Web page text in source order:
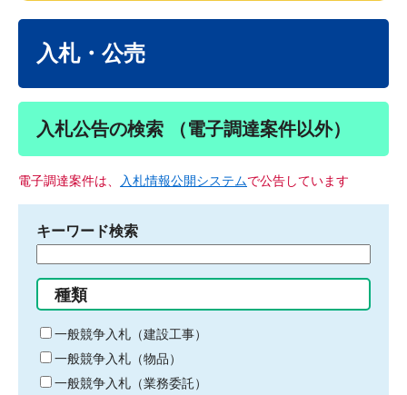
入札・公売
入札公告の検索 （電子調達案件以外）
電子調達案件は、 入札情報公開システムで公告しています
キーワード検索
る
キ
ー
ワ
ー
種類
一般競争入札（建設工事）
一般競争入札（物品）
一般競争入札（業務委託）